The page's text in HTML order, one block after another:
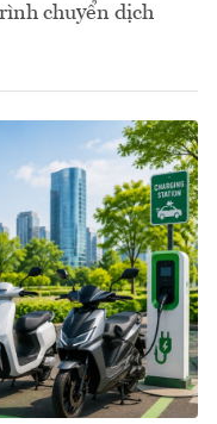
chuyển dịch